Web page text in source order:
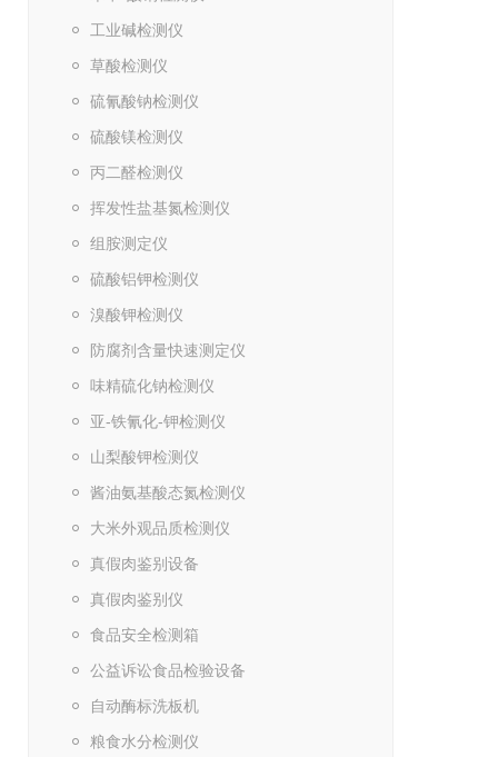
工业碱检测仪
草酸检测仪
硫氰酸钠检测仪
硫酸镁检测仪
丙二醛检测仪
挥发性盐基氮检测仪
组胺测定仪
硫酸铝钾检测仪
溴酸钾检测仪
防腐剂含量快速测定仪
味精硫化钠检测仪
亚-铁氰化-钾检测仪
山梨酸钾检测仪
酱油氨基酸态氮检测仪
大米外观品质检测仪
真假肉鉴别设备
真假肉鉴别仪
食品安全检测箱
公益诉讼食品检验设备
自动酶标洗板机
粮食水分检测仪